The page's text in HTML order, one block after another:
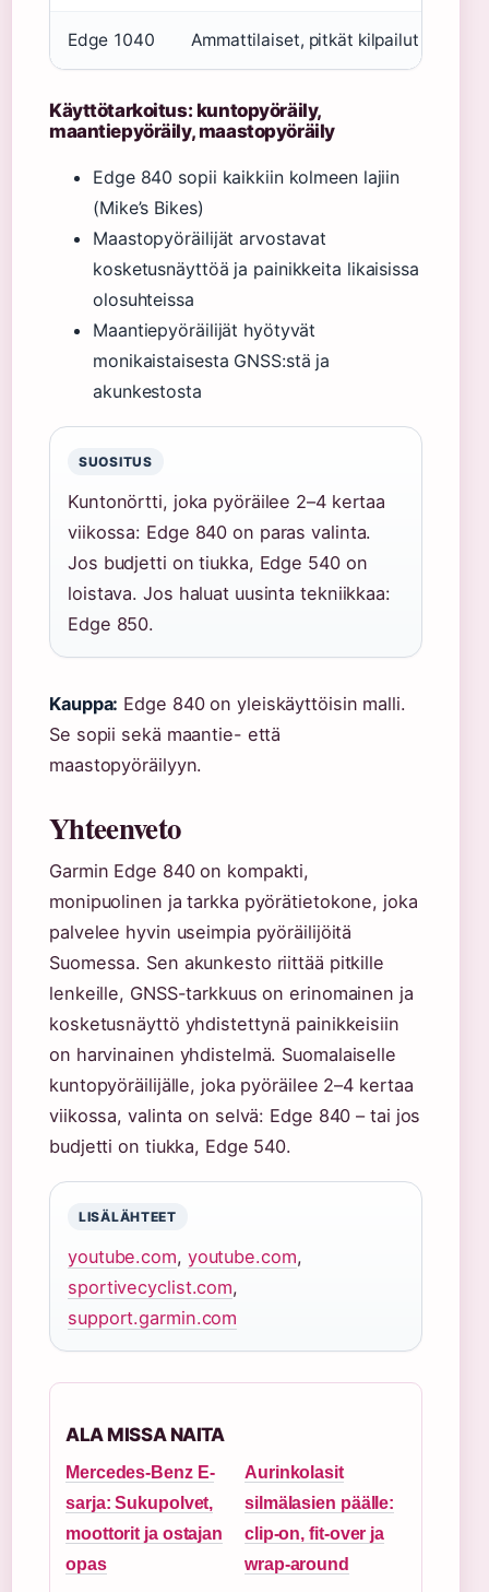
Edge 1040 Ammattilaiset, pitkät kilpailut
Käyttötarkoitus: kuntopyöräily,
maantiepyöräily, maastopyöräily
Edge 840 sopii kaikkiin kolmeen lajiin
(Mike’s Bikes)
Maastopyöräilijät arvostavat
kosketusnäyttöä ja painikkeita likaisissa
olosuhteissa
Maantiepyöräilijät hyötyvät
monikaistaisesta GNSS:stä ja
akunkestosta
SUOSITUS
Kuntonörtti, joka pyöräilee 2–4 kertaa
viikossa: Edge 840 on paras valinta.
Jos budjetti on tiukka, Edge 540 on
loistava. Jos haluat uusinta tekniikkaa:
Edge 850.
Kauppa: Edge 840 on yleiskäyttöisin malli.
Se sopii sekä maantie- että
maastopyöräilyyn.
Yhteenveto
Garmin Edge 840 on kompakti,
monipuolinen ja tarkka pyörätietokone, joka
palvelee hyvin useimpia pyöräilijöitä
Suomessa. Sen akunkesto riittää pitkille
lenkeille, GNSS-tarkkuus on erinomainen ja
kosketusnäyttö yhdistettynä painikkeisiin
on harvinainen yhdistelmä. Suomalaiselle
kuntopyöräilijälle, joka pyöräilee 2–4 kertaa
viikossa, valinta on selvä: Edge 840 – tai jos
budjetti on tiukka, Edge 540.
LISÄLÄHTEET
youtube.com, youtube.com,
sportivecyclist.com,
support.garmin.com
ALA MISSA NAITA
Mercedes-Benz E-
sarja: Sukupolvet,
moottorit ja ostajan
opas
Aurinkolasit
silmälasien päälle:
clip-on, fit-over ja
wrap-around